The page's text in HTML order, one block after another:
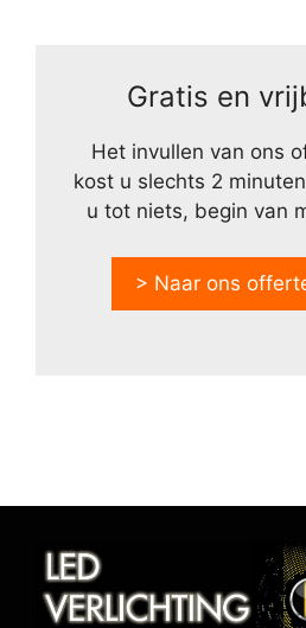
Gratis en
Het invullen van ons
kost u slechts 2
u tot niets, begin van
> Naar ons